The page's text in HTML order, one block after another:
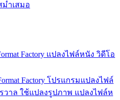
ม่ำเสมอ
Factory แปลงไฟล์หนัง วิดีโอ
Factory โปรแกรมแปลงไฟล์
วาล ใช้แปลงรูปภาพ แปลงไฟล์ห